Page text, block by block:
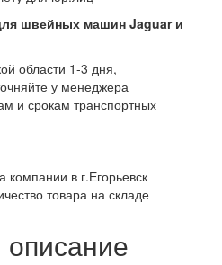
швейных машин Jaguar и
области 1-3 дня,
у менеджера
и срокам транспортных
компании в г.Егорьевск
товара на складе